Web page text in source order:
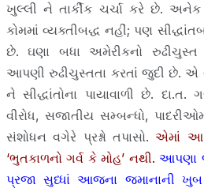
ખુલ્લી ને તાર્કીક ચર્ચા કરે છે. અનેક
કોમમાં વ્યક્તીબદ્ધ નહીં; પણ
છે. ઘણા બધા અમેરીકનો
આપણી રુઢીચુસ્તતા કરતાં જુદી છે. એ
ને સીદ્ધાંતોના પાયાવાળી છે. દા.ત.
વીરોધ, સજાતીય સમ્બન્ધો,
સંશોધન વગેરે પ્રશ્નો તપાસો.એમાં
‘ભુતકાળનો ગર્વ કે મોહ’ નથી. આપણા
પ્રજા સુધ્ધાં આજના જમાનાની ખુબ